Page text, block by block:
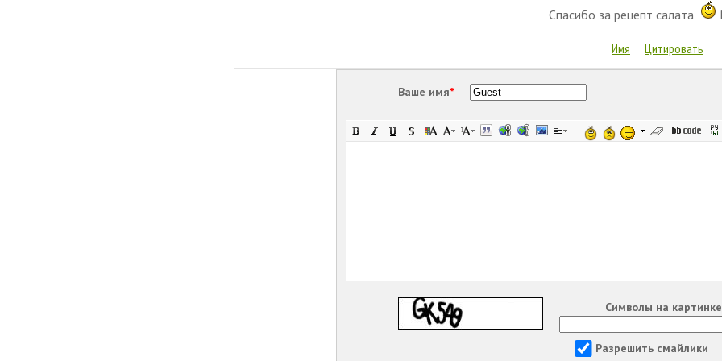
Спасибо за рецепт салата
Имя Цитировать
Ваше имя*
Символы на картинке
Разрешить смайлики